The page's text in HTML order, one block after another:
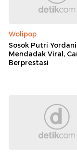
Wolipop
Sosok Putri
Mendadak Viral,
Berprestasi